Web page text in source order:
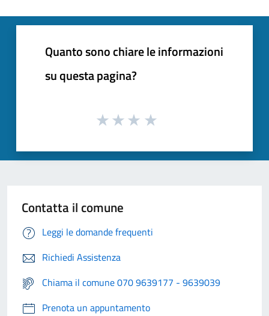
Quanto sono chiare le informazioni
su questa pagina?
Contatta il comune
Leggi le domande frequenti
Richiedi Assistenza
Chiama il comune 070 9639177 - 9639039
Prenota un appuntamento